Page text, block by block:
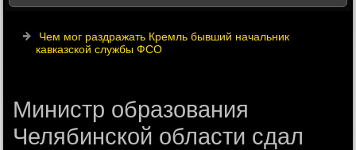
Чем мог раздражать Кремль бывший начальник
кавказской службы ФСО
Министр образования
Челябинской области сдал